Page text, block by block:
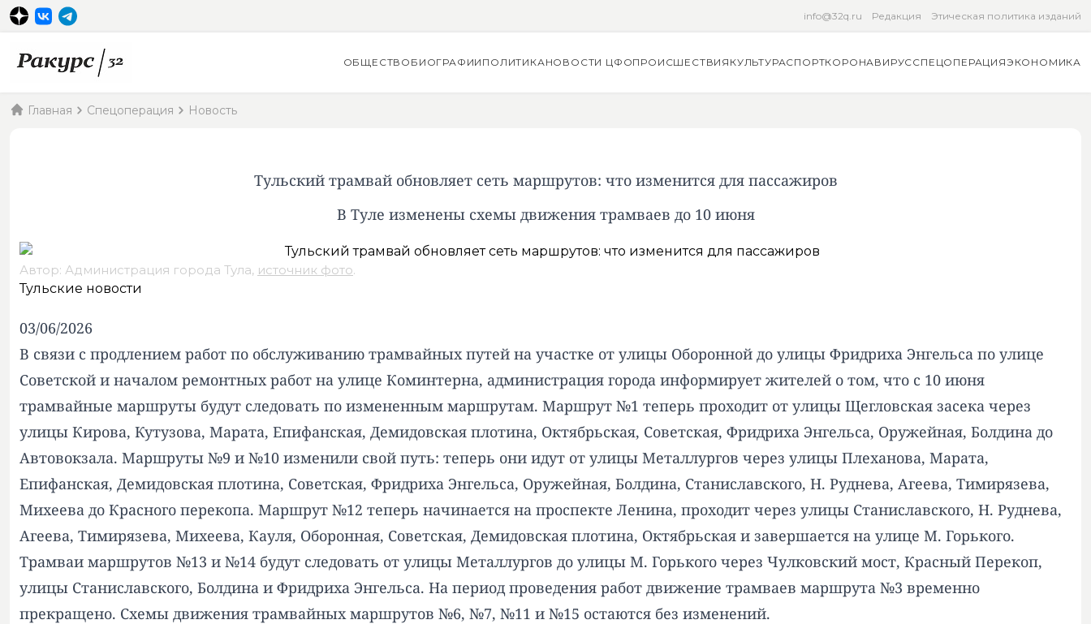
info@32q.ru Редакция Этическая политика изданий
ОБЩЕСТВО БИОГРАФИИ ПОЛИТИКАНОВОСТИ ЦФОПРОИСШЕСТВИЯ КУЛЬТУРАСПОРТКОРОНАВИРУССПЕЦОПЕРАЦИЯЭКОНОМИКА
Главная Спецоперация Новость
Тульский трамвай обновляет сеть маршрутов: что изменится для пассажиров
В Туле изменены схемы движения трамваев до 10 июня
Автор: Администрация города Тула, источник фото.
Тульские новости
03/06/2026
В связи с продлением работ по обслуживанию трамвайных путей на участке от улицы Оборонной до улицы Фридриха Энгельса по улице
Советской и началом ремонтных работ на улице Коминтерна, администрация города информирует жителей о том, что с 10 июня
трамвайные маршруты будут следовать по измененным маршрутам. Маршрут №1 теперь проходит от улицы Щегловская засека через
улицы Кирова, Кутузова, Марата, Епифанская, Демидовская плотина, Октябрьская, Советская, Фридриха Энгельса, Оружейная, Болдина до
Автовокзала. Маршруты №9 и №10 изменили свой путь: теперь они идут от улицы Металлургов через улицы Плеханова, Марата,
Епифанская, Демидовская плотина, Советская, Фридриха Энгельса, Оружейная, Болдина, Станиславского, Н. Руднева, Агеева, Тимирязева,
Михеева до Красного перекопа. Маршрут №12 теперь начинается на проспекте Ленина, проходит через улицы Станиславского, Н. Руднева,
Агеева, Тимирязева, Михеева, Кауля, Оборонная, Советская, Демидовская плотина, Октябрьская и завершается на улице М. Горького.
Трамваи маршрутов №13 и №14 будут следовать от улицы Металлургов до улицы М. Горького через Чулковский мост, Красный Перекоп,
улицы Станиславского, Болдина и Фридриха Энгельса. На период проведения работ движение трамваев маршрута №3 временно
прекращено. Схемы движения трамвайных маршрутов №6, №7, №11 и №15 остаются без изменений.